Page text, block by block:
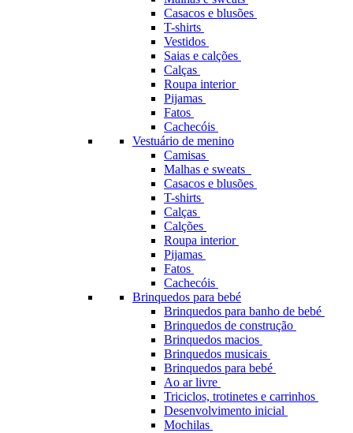
Casacos e blusões
T-shirts
Vestidos
Saias e calções
Calças
Roupa interior
Pijamas
Fatos
Cachecóis
Vestuário de menino
Camisas
Malhas e sweats
Casacos e blusões
T-shirts
Calças
Calções
Roupa interior
Pijamas
Fatos
Cachecóis
Brinquedos para bebé
Brinquedos para banho de bebé
Brinquedos de construção
Brinquedos macios
Brinquedos musicais
Brinquedos para bebé
Ao ar livre
Triciclos, trotinetes e carrinhos
Desenvolvimento inicial
Mochilas